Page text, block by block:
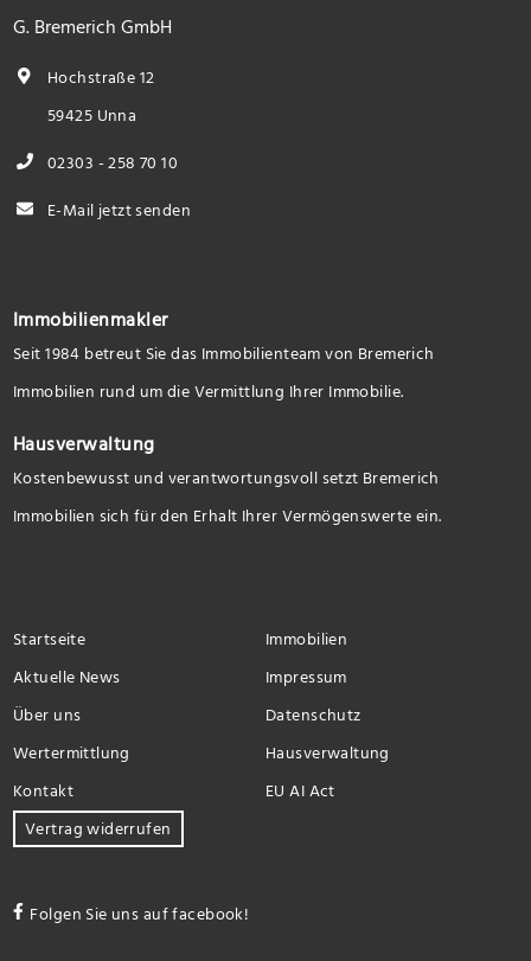
G. Bremerich GmbH
Hochstraße 12
59425 Unna
02303 - 258 70 10
E-Mail jetzt senden
Immobilienmakler
Seit 1984 betreut Sie das Immobilienteam von Bremerich
Immobilien rund um die Vermittlung Ihrer Immobilie.
Hausverwaltung
Kostenbewusst und verantwortungsvoll setzt Bremerich
Immobilien sich für den Erhalt Ihrer Vermögenswerte ein.
Startseite
Immobilien
Aktuelle News
Impressum
Über uns
Datenschutz
Wertermittlung
Hausverwaltung
Kontakt
EU AI Act
Vertrag widerrufen
Folgen Sie uns auf facebook!